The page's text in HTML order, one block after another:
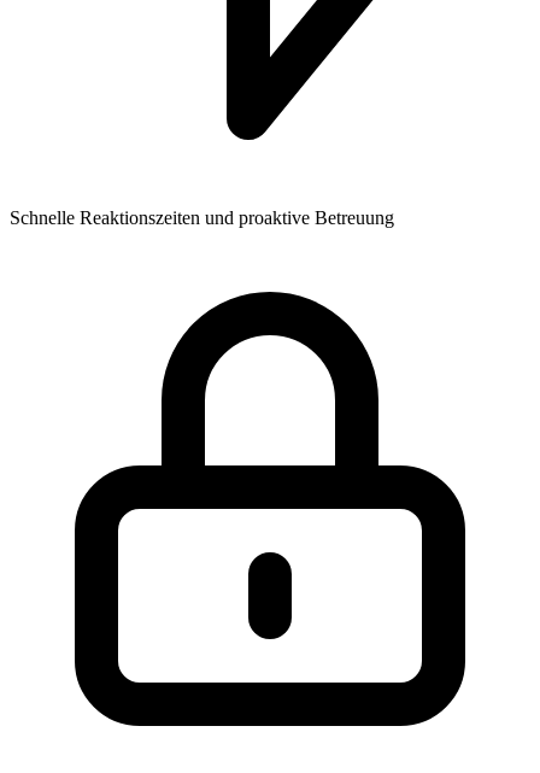
Schnelle Reaktionszeiten und proaktive Betreuung